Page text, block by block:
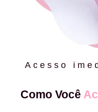
Acesso
Como Você